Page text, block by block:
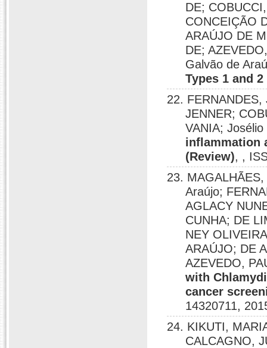
DE;
CONCEIÇÃO
ARAÚJO DE
DE;
Galvão de
Types 1 and
22.
JENNER;
VANIA;
inflammation
(Review), ,
23.
Araújo;
AGLACY
CUNHA; DE
NEY
ARAÚJO; DE
AZEVEDO,
with
cancer
14320711,
24. KIKUTI,
CALCAGNO,